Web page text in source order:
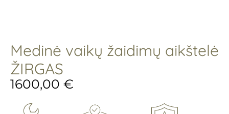
Medinė vaikų žaidimų aikštelė
ŽIRGAS
1600,00 €